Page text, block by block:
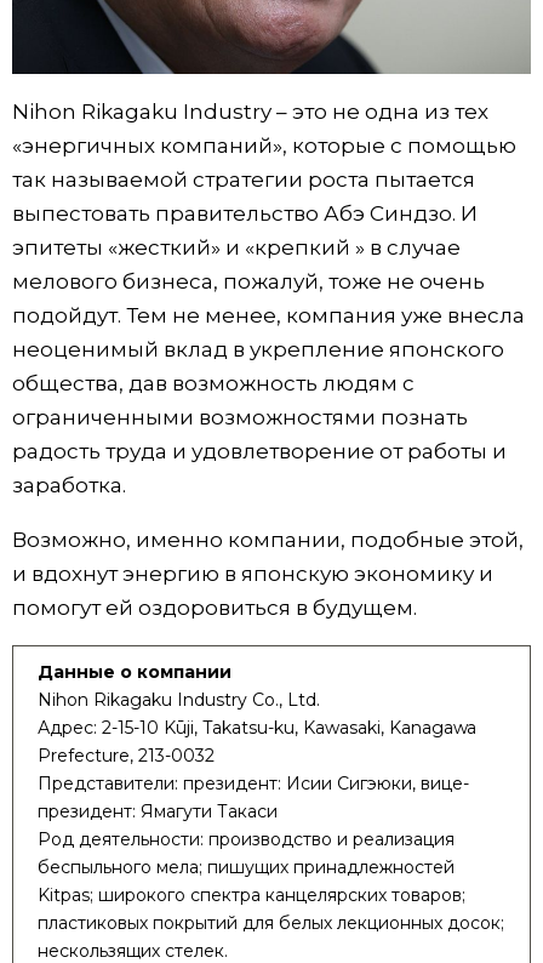
Nihon Rikagaku Industry – это не одна из тех
«энергичных компаний», которые с помощью
так называемой стратегии роста пытается
выпестовать правительство Абэ Синдзо. И
эпитеты «жесткий» и «крепкий » в случае
мелового бизнеса, пожалуй, тоже не очень
подойдут. Тем не менее, компания уже внесла
неоценимый вклад в укрепление японского
общества, дав возможность людям с
ограниченными возможностями познать
радость труда и удовлетворение от работы и
заработка.
Возможно, именно компании, подобные этой,
и вдохнут энергию в японскую экономику и
помогут ей оздоровиться в будущем.
Данные о компании
Nihon Rikagaku Industry Co., Ltd.
Адрес: 2-15-10 Kūji, Takatsu-ku, Kawasaki, Kanagawa
Prefecture, 213-0032
Представители: президент: Исии Сигэюки, вице-
президент: Ямагути Такаси
Род деятельности: производство и реализация
беспыльного мела; пишущих принадлежностей
Kitpas; широкого спектра канцелярских товаров;
пластиковых покрытий для белых лекционных досок;
нескользящих стелек.